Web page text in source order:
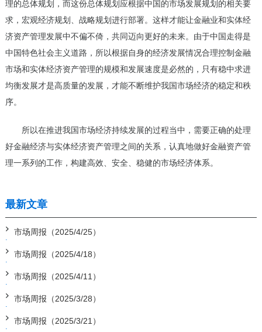
理的总体规划，而这份总体规划应根据中国的市场发展规划的相关要
求，宏观经济规划、战略规划进行部署。这样才能让金融业和实体经
济资产管理发展中不偏不倚，共同迈向更好的未来。由于中国走得是
中国特色社会主义道路，所以根据自身的经济发展情况合理控制金融
市场和实体经济资产管理的规模和发展速度是必然的，只有稳中求进
均衡发展才是高质量的发展，才能不断维护我国市场经济的稳定和秩
序。
所以在推进我国市场经济持续发展的过程当中，需要正确的处理
好金融经济与实体经济资产管理之间的关系，认真地做好金融资产管
理一系列的工作，构建高效、安全、稳健的市场经济体系。
最新文章
市场周报（2025/4/25）
市场周报（2025/4/18）
市场周报（2025/4/11）
市场周报（2025/3/28）
市场周报（2025/3/21）